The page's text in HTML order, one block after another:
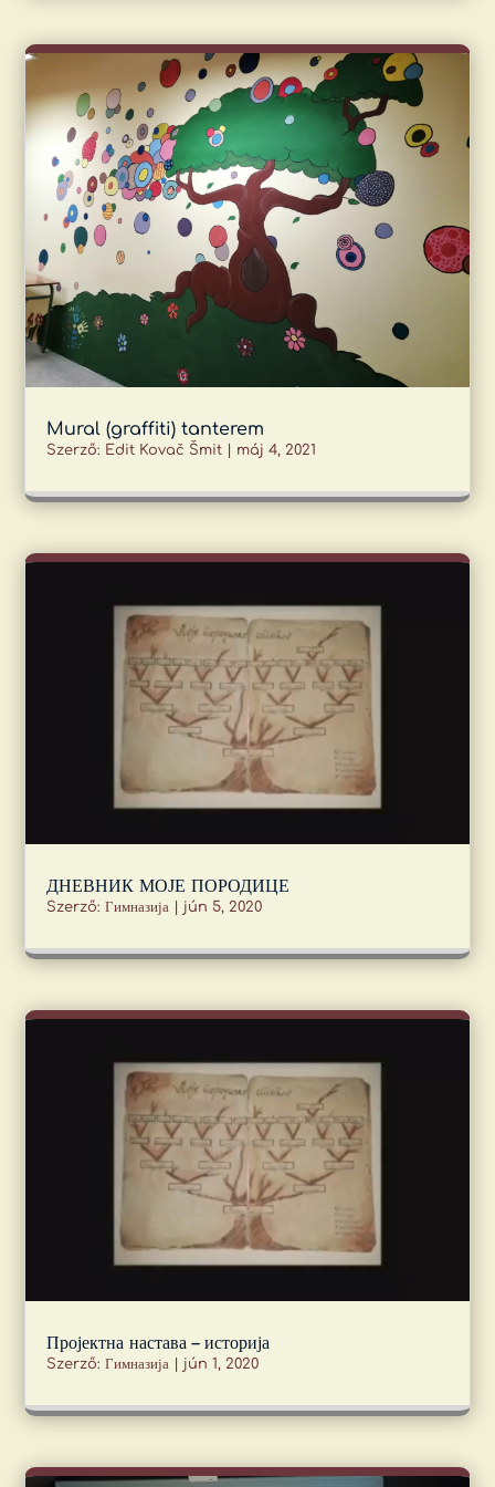
Mural (graffiti) tanterem
Szerző: Edit Kovač Šmit máj 4, 2021
ДНЕВНИК МОЈЕ ПОРОДИЦЕ
Szerző:Гимназија jún 5, 2020
Пројектна настава – историја
Szerző:Гимназија jún 1, 2020